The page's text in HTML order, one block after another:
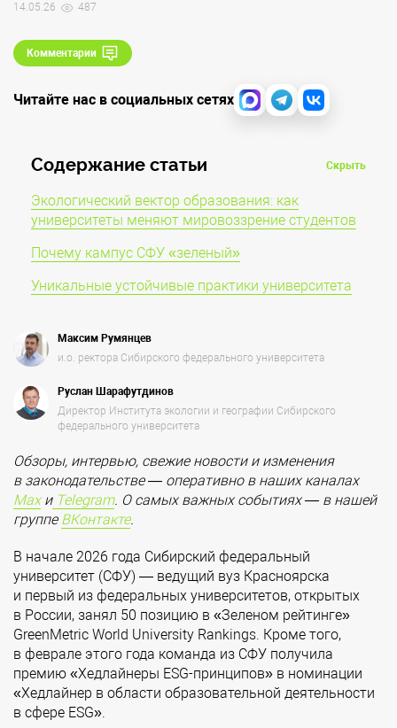
14.05.26 487
Комментарии
Читайте нас в социальных сетях
Cодержание статьи Скрыть
Экологический вектор образования: как
университеты меняют мировоззрение студентов
Почему кампус СФУ «зеленый»
Уникальные устойчивые практики университета
Максим Румянцев
и.о. ректора Сибирского федерального университета
Руслан Шарафутдинов
Директор Института экологии и географии Сибирского
федерального университета
Обзоры, интервью, свежие новости и изменения
в законодательстве — оперативно в наших каналах
MaxиTelegram. О самых важных событиях — в нашей
группе ВКонтакте.
В начале 2026 года Сибирский федеральный
университет (СФУ) — ведущий вуз Красноярска
и первый из федеральных университетов, открытых
в России, занял 50 позицию в «Зеленом рейтинге»
GreenMetric World University Rankings. Кроме того,
в феврале этого года команда из СФУ получила
премию «Хедлайнеры ESG-принципов» в номинации
«Хедлайнер в области образовательной деятельности
в сфере ESG».